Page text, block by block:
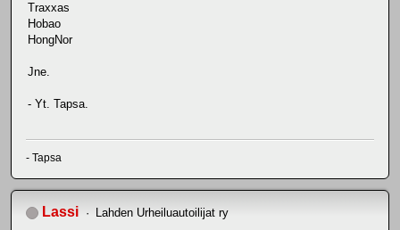
Traxxas
Hobao
HongNor
Jne.
- Yt. Tapsa.
- Tapsa
Lassi Lahden Urheiluautoilijat ry